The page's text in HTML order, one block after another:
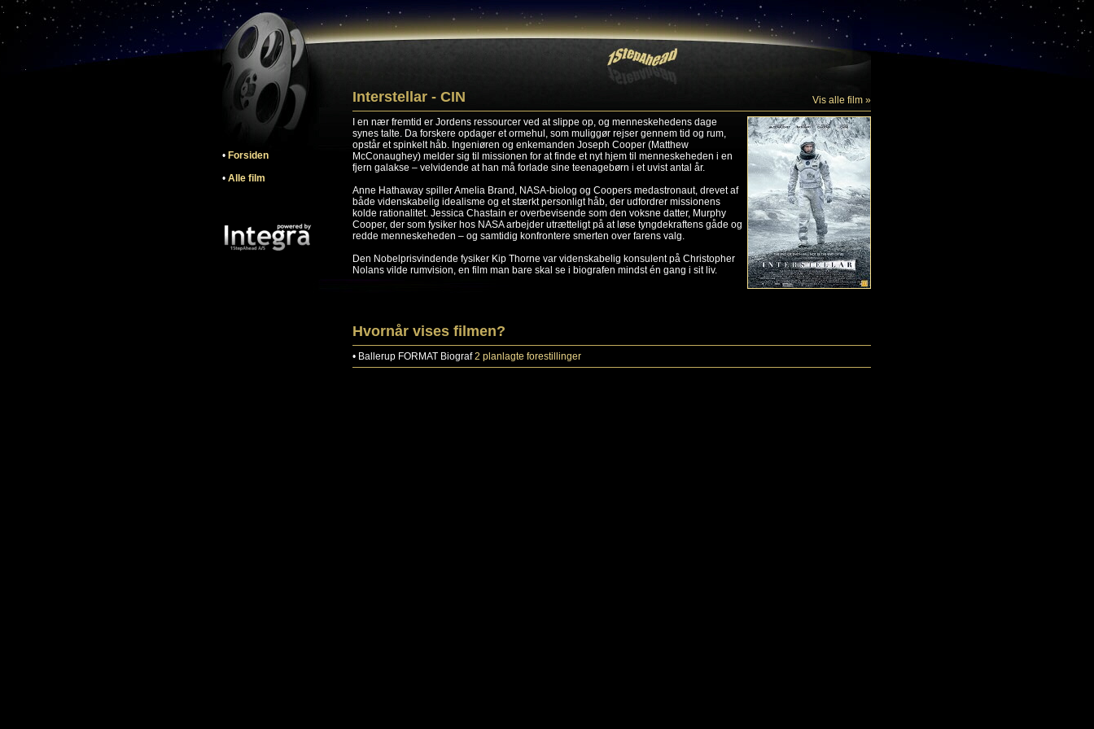
• Forsiden
• Alle film
Interstellar - CIN
Vis alle film »
I en nær fremtid er Jordens ressourcer ved at slippe op, og menneskehedens dage
synes talte. Da forskere opdager et ormehul, som muliggør rejser gennem tid og rum,
opstår et spinkelt håb. Ingeniøren og enkemanden Joseph Cooper (Matthew
McConaughey) melder sig til missionen for at finde et nyt hjem til menneskeheden i en
fjern galakse – velvidende at han må forlade sine teenagebørn i et uvist antal år.
Anne Hathaway spiller Amelia Brand, NASA-biolog og Coopers medastronaut, drevet af
både videnskabelig idealisme og et stærkt personligt håb, der udfordrer missionens
kolde rationalitet. Jessica Chastain er overbevisende som den voksne datter, Murphy
Cooper, der som fysiker hos NASA arbejder utrætteligt på at løse tyngdekraftens gåde og
redde menneskeheden – og samtidig konfrontere smerten over farens valg.
Den Nobelprisvindende fysiker Kip Thorne var videnskabelig konsulent på Christopher
Nolans vilde rumvision, en film man bare skal se i biografen mindst én gang i sit liv.
Hvornår vises filmen?
• Ballerup FORMAT Biograf 2 planlagte forestillinger